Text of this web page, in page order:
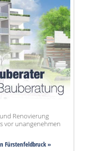
Renovierung
vor unangenehmen
Fürstenfeldbruck »